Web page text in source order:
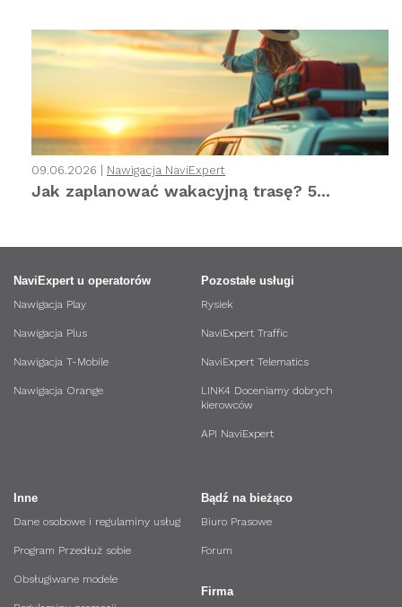
09.06.2026 | Nawigacja NaviExpert
Jak zaplanować wakacyjną trasę? 5...
NaviExpert u operatorów
Nawigacja Play
Nawigacja Plus
Nawigacja T-Mobile
Nawigacja Orange
Pozostałe usługi
Rysiek
NaviExpert Traffic
NaviExpert Telematics
LINK4 Doceniamy dobrych
kierowców
API NaviExpert
Bądź na bieżąco
Biuro Prasowe
Forum
Firma
Inne
Dane osobowe i regulaminy usług
Program Przedłuż sobie
Obsługiwane modele